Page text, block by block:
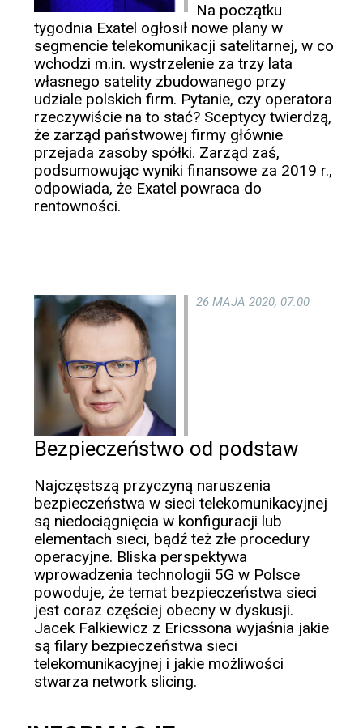
Na początku
tygodnia Exatel ogłosił nowe plany w
segmencie telekomunikacji satelitarnej, w co
wchodzi m.in. wystrzelenie za trzy lata
własnego satelity zbudowanego przy
udziale polskich firm. Pytanie, czy operatora
rzeczywiście na to stać? Sceptycy twierdzą,
że zarząd państwowej firmy głównie
przejada zasoby spółki. Zarząd zaś,
podsumowując wyniki finansowe za 2019 r.,
odpowiada, że Exatel powraca do
rentowności.
26 MAJA 2020, 07:00
Bezpieczeństwo od podstaw
Najczęstszą przyczyną naruszenia
bezpieczeństwa w sieci telekomunikacyjnej
są niedociągnięcia w konfiguracji lub
elementach sieci, bądź też złe procedury
operacyjne. Bliska perspektywa
wprowadzenia technologii 5G w Polsce
powoduje, że temat bezpieczeństwa sieci
jest coraz częściej obecny w dyskusji.
Jacek Falkiewicz z Ericssona wyjaśnia jakie
są filary bezpieczeństwa sieci
telekomunikacyjnej i jakie możliwości
stwarza network slicing.